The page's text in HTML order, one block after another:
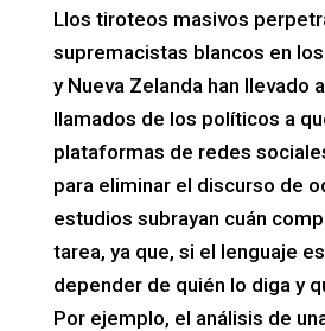
Llos tiroteos masivos
supremacistas blancos en
y Nueva Zelanda han llevado
llamados de los políticos a
plataformas de redes
para eliminar el discurso de
estudios subrayan cuán
tarea, ya que, si el lenguaje
depender de quién lo diga y
Por ejemplo, el análisis de